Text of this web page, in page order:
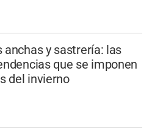
anchas y sastrería: las
que se imponen
del invierno